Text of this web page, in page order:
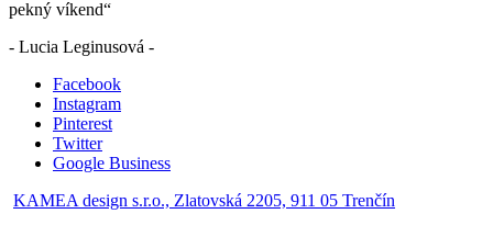
pekný víkend“
- Lucia Leginusová -
Facebook
Instagram
Pinterest
Twitter
Google Business
KAMEA design s.r.o., Zlatovská 2205, 911 05 Trenčín